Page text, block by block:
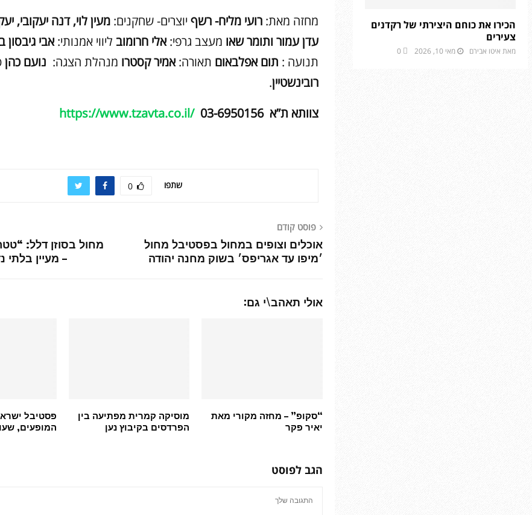
מחזה מאת: רועי מליח- רשף יוצרים- שחקנים: מעין לוי, דנה יעקובי,
עדן עמור ותומר שאו מעצב גרפי:אלי חרומוב ליווי אמנותי:אבי גיבסון
תנועה : תום אפלבאום תאורה:אמיר קסטרו מנהלת הצגה: נועם כהן
רובינשטיין.
צוותא ת”א
https://www.tzavta.co.il/ 03-6950156
שתפו 0
פוסט קודם
אוכלים וצופים במחול בפסטיבל מחול
׳מיפו עד אגריפס׳ בשוק מחנה יהודה
מחול בסוזן דלל:
– מעיין
אולי תאהב\י גם:
“סקופ” – מחזה מקורי מאת
יאיר פקר
מוסיקה קמרית מפתיעה בין
הפרדסים בקיבוץ נען
המופעים,
הגב לפוסט
הכירו את כוחם היצירתי של רקדנים
צעירים
מאת איטו אבירם מאי 10, 2026 0